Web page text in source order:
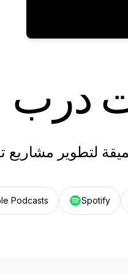
درب
لتطوير مشاريع
Podcasts Spotify